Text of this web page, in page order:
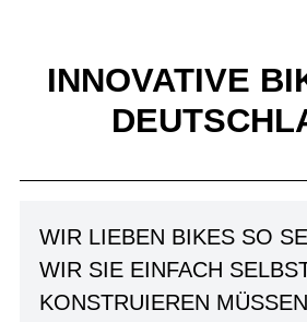
INNOVATIVE
WIR LIEBEN BIKES SO
WIR SIE EINFACH
KONSTRUIEREN